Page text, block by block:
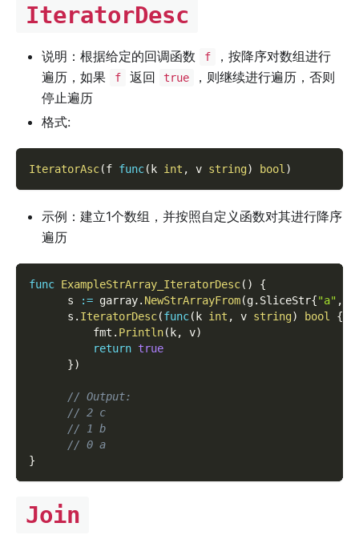
IteratorDesc
说明：根据给定的回调函数 f
，按降序对数组进行
遍历，如果
f 返回 true
，则继续进行遍历，否则
停止遍历
格式:
IteratorAsc(f func( k int , v string) bool )
示例：建立1个数组，并按照自定义函数对其进行降序
遍历
func ExampleStrArray_IteratorDesc( )
{
      s
:= garray. NewStrArrayFrom(g. SliceStr{"a" ,
      s
. IteratorDesc(func( k int , v string) bool
{
          fmt
. Println( k, v)
return true
})
// Output:
// 2 c
// 1 b
// 0 a
}
Join